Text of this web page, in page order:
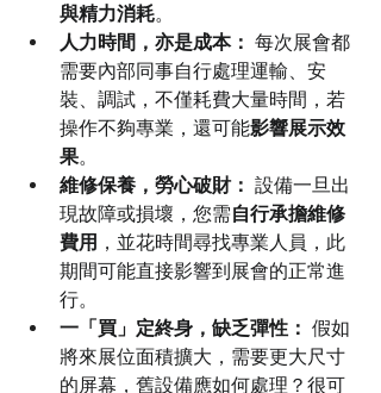
與精力消耗。
人力時間，亦是成本： 每次展會都
需要內部同事自行處理運輸、安
裝、調試，不僅耗費大量時間，若
操作不夠專業，還可能影響展示效
果。
維修保養，勞心破財： 設備一旦出
現故障或損壞，您需自行承擔維修
費用 ，並花時間尋找專業人員，此
期間可能直接影響到展會的正常進
行。
一「買」定終身，缺乏彈性： 假如
將來展位面積擴大，需要更大尺寸
的屏幕，舊設備應如何處理？很可